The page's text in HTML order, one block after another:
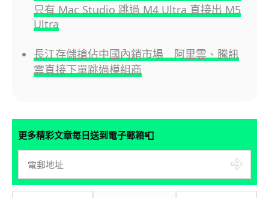
只有 Mac Studio 跳過 M4 Ultra 直接出 M5
Ultra
長江存儲搶佔中國內銷市場 阿里雲、騰訊
雲直接下單跳過模組商
更多精彩文章每日送到電子郵箱📮